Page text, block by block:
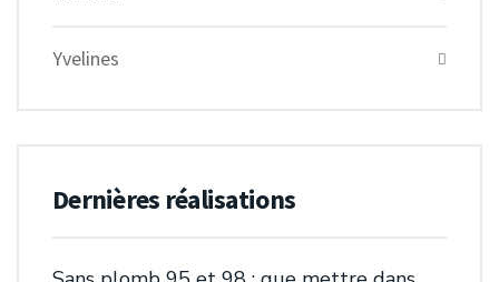
Yvelines
Dernières réalisations